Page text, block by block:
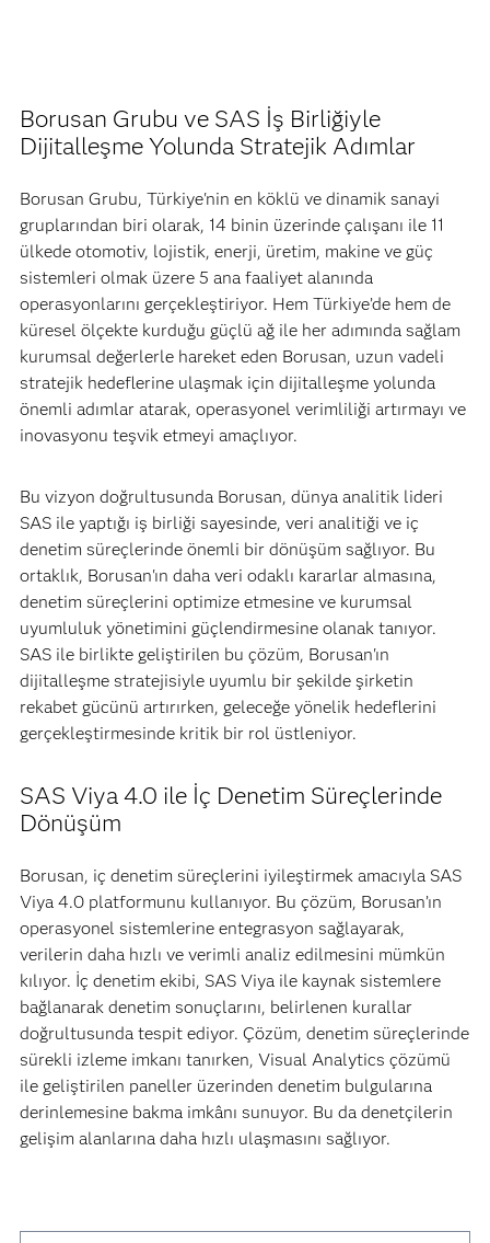
Borusan Grubu ve SAS İş Birliğiyle
Dijitalleşme Yolunda Stratejik Adımlar
Borusan Grubu, Türkiye'nin en köklü ve dinamik sanayi
gruplarından biri olarak, 14 binin üzerinde çalışanı ile 11
ülkede otomotiv, lojistik, enerji, üretim, makine ve güç
sistemleri olmak üzere 5 ana faaliyet alanında
operasyonlarını gerçekleştiriyor. Hem Türkiye’de hem de
küresel ölçekte kurduğu güçlü ağ ile her adımında sağlam
kurumsal değerlerle hareket eden Borusan, uzun vadeli
stratejik hedeflerine ulaşmak için dijitalleşme yolunda
önemli adımlar atarak, operasyonel verimliliği artırmayı ve
inovasyonu teşvik etmeyi amaçlıyor.
Bu vizyon doğrultusunda Borusan, dünya analitik lideri
SAS ile yaptığı iş birliği sayesinde, veri analitiği ve iç
denetim süreçlerinde önemli bir dönüşüm sağlıyor. Bu
ortaklık, Borusan'ın daha veri odaklı kararlar almasına,
denetim süreçlerini optimize etmesine ve kurumsal
uyumluluk yönetimini güçlendirmesine olanak tanıyor.
SAS ile birlikte geliştirilen bu çözüm, Borusan'ın
dijitalleşme stratejisiyle uyumlu bir şekilde şirketin
rekabet gücünü artırırken, geleceğe yönelik hedeflerini
gerçekleştirmesinde kritik bir rol üstleniyor.
SAS Viya 4.0 ile İç Denetim Süreçlerinde
Dönüşüm
Borusan, iç denetim süreçlerini iyileştirmek amacıyla SAS
Viya 4.0 platformunu kullanıyor. Bu çözüm, Borusan’ın
operasyonel sistemlerine entegrasyon sağlayarak,
verilerin daha hızlı ve verimli analiz edilmesini mümkün
kılıyor. İç denetim ekibi, SAS Viya ile kaynak sistemlere
bağlanarak denetim sonuçlarını, belirlenen kurallar
doğrultusunda tespit ediyor. Çözüm, denetim süreçlerinde
sürekli izleme imkanı tanırken, Visual Analytics çözümü
ile geliştirilen paneller üzerinden denetim bulgularına
derinlemesine bakma imkânı sunuyor. Bu da denetçilerin
gelişim alanlarına daha hızlı ulaşmasını sağlıyor.